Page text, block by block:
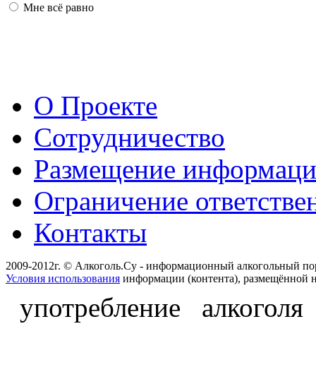
Мне всё равно
О Проекте
Сотрудничество
Размещение
Ограничение
Контакты
2009-2012г. © Алкоголь.Су - информационный алкогольный
Условия использования информации (контента), размещённой
употребление